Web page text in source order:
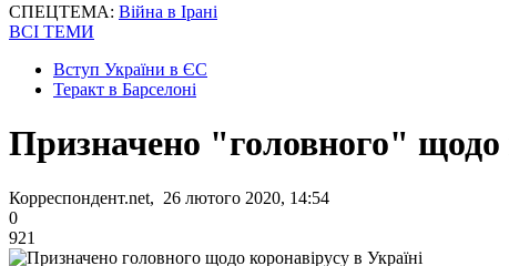
СПЕЦТЕМА: Війна в Ірані
ВСІ ТЕМИ
Вступ України в ЄС
Теракт в Барселоні
Призначено "головного" щодо
Корреспондент.net, 26 лютого 2020, 14:54
0
921